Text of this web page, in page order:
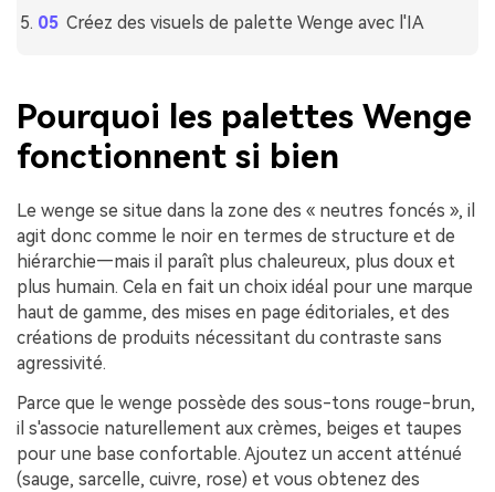
Créez des visuels de palette Wenge avec l'IA
Pourquoi les palettes Wenge
fonctionnent si bien
Le wenge se situe dans la zone des « neutres foncés », il
agit donc comme le noir en termes de structure et de
hiérarchie—mais il paraît plus chaleureux, plus doux et
plus humain. Cela en fait un choix idéal pour une marque
haut de gamme, des mises en page éditoriales, et des
créations de produits nécessitant du contraste sans
agressivité.
Parce que le wenge possède des sous-tons rouge-brun,
il s'associe naturellement aux crèmes, beiges et taupes
pour une base confortable. Ajoutez un accent atténué
(sauge, sarcelle, cuivre, rose) et vous obtenez des